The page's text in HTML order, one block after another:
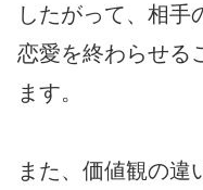
したがって、相手
恋愛を終わらせる
ます。
また、価値観の違